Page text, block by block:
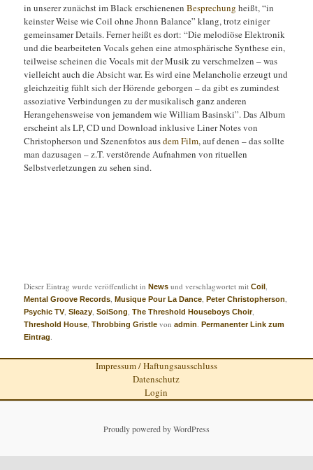
in unserer zunächst im Black erschienenenBesprechung heißt, “in
keinster Weise wie Coil ohne Jhonn Balance” klang, trotz einiger
gemeinsamer Details. Ferner heißt es dort: “Die melodiöse Elektronik
und die bearbeiteten Vocals gehen eine atmosphärische Synthese ein,
teilweise scheinen die Vocals mit der Musik zu verschmelzen – was
vielleicht auch die Absicht war. Es wird eine Melancholie erzeugt und
gleichzeitig fühlt sich der Hörende geborgen – da gibt es zumindest
assoziative Verbindungen zu der musikalisch ganz anderen
Herangehensweise von jemandem wie William Basinski”. Das Album
erscheint als LP, CD und Download inklusive Liner Notes von
Christopherson und Szenenfotos ausdem Film, auf denen – das sollte
man dazusagen – z.T. verstörende Aufnahmen von rituellen
Selbstverletzungen zu sehen sind.
Dieser Eintrag wurde veröffentlicht inNews und verschlagwortet mitCoil
Mental Groove Records ,Musique Pour La Dance ,Peter Christopherson
Psychic TV,Sleazy ,SoiSong ,The Threshold Houseboys Choir,
Threshold House ,Throbbing Gristle vonadmin .Permanenter Link zum
Eintrag
Impressum / Haftungsausschluss
Datenschutz
Login
Proudly powered by WordPress